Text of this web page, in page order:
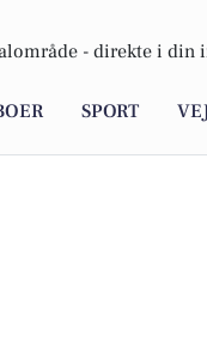
- direkte i din
SPORT